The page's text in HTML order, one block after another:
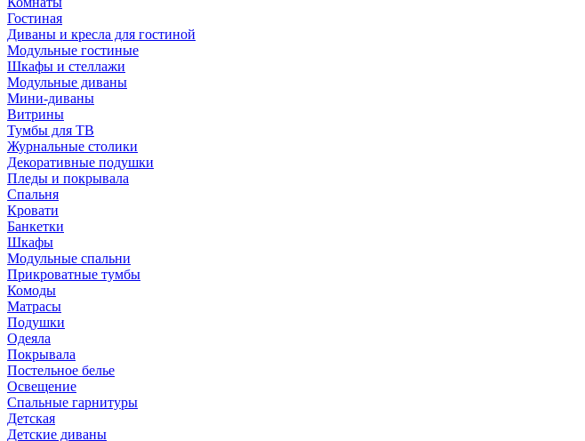
Гостиная
Диваны и кресла для гостиной
Модульные гостиные
Шкафы и стеллажи
Модульные диваны
Мини-диваны
Витрины
Тумбы для ТВ
Журнальные столики
Декоративные подушки
Пледы и покрывала
Спальня
Кровати
Банкетки
Шкафы
Модульные спальни
Прикроватные тумбы
Комоды
Матрасы
Подушки
Одеяла
Покрывала
Постельное белье
Освещение
Спальные гарнитуры
Детская
Детские диваны